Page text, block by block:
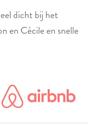
dicht bij het
en Cécile en snelle